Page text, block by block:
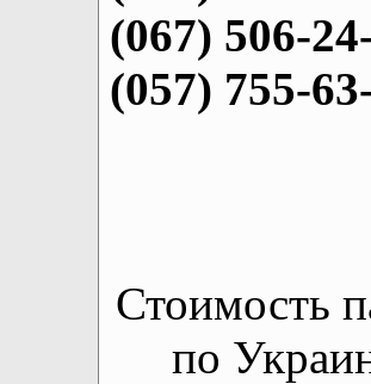
(067) 506-
(057) 755-
Стоимость
по